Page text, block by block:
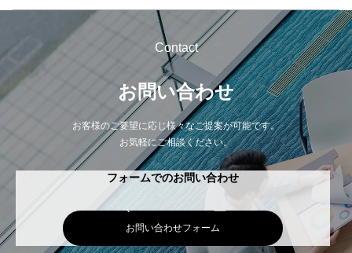
Contact
お問い合わせ
お客様のご要望に応じ様々なご提案が可能です。
お気軽にご相談ください。
フォームでのお問い合わせ
お問い合わせフォーム